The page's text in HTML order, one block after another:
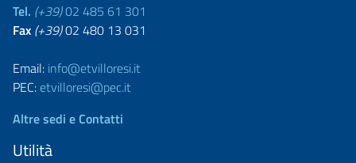
Tel. (+39)02 485 61 301
Fax (+39)02 480 13 031
Email: info@etvilloresi.it
PEC: etvilloresi@pec.it
Altre sedi e Contatti
Utilità